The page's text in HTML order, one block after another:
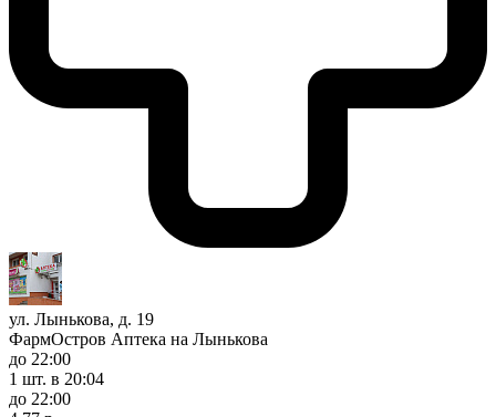
ул. Лынькова, д. 19
ФармОстров Аптека на Лынькова
до 22:00
1 шт. в 20:04
до 22:00